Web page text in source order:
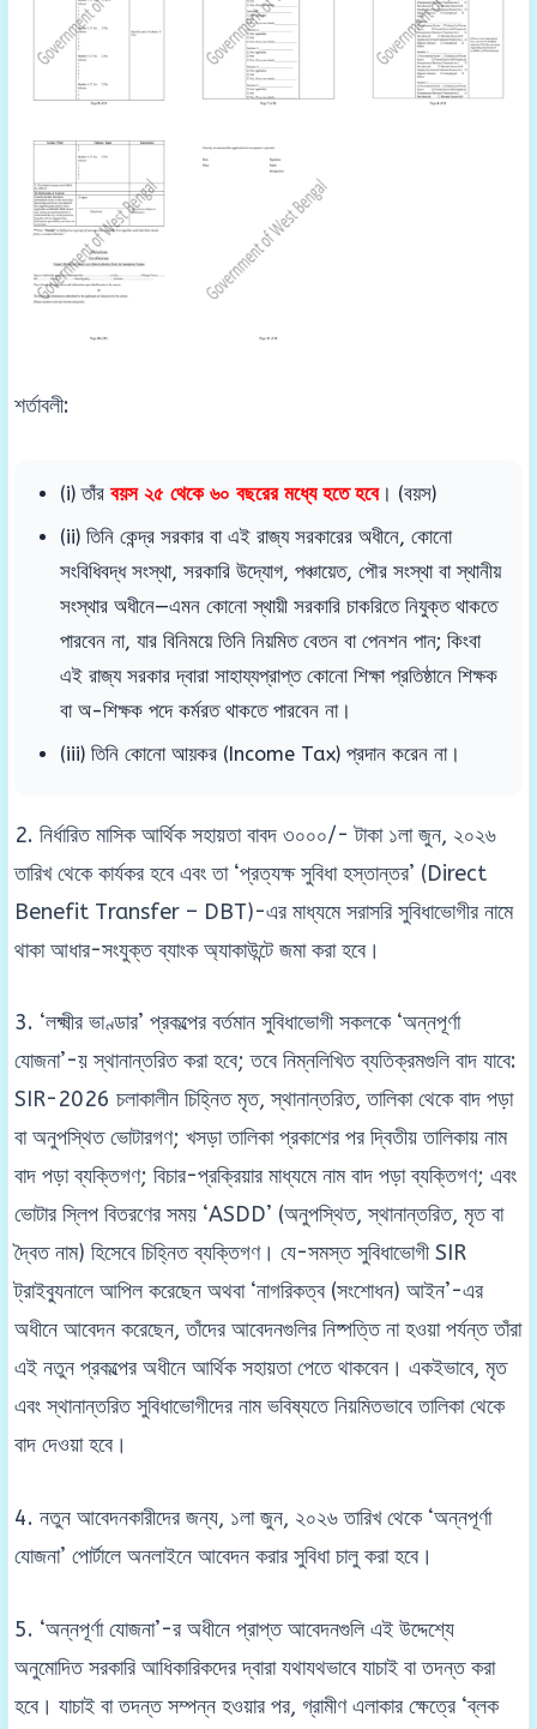
শর্তাবলী:
(i) তাঁর বয়স ২৫ থেকে ৬০ বছরের মধ্যে হতে হবে। (বয়স)
(ii) তিনি কেন্দ্র সরকার বা এই রাজ্য সরকারের অধীনে, কোনো
সংবিধিবদ্ধ সংস্থা, সরকারি উদ্যোগ, পঞ্চায়েত, পৌর সংস্থা বা স্থানীয়
সংস্থার অধীনে—এমন কোনো স্থায়ী সরকারি চাকরিতে নিযুক্ত থাকতে
পারবেন না, যার বিনিময়ে তিনি নিয়মিত বেতন বা পেনশন পান; কিংবা
এই রাজ্য সরকার দ্বারা সাহায্যপ্রাপ্ত কোনো শিক্ষা প্রতিষ্ঠানে শিক্ষক
বা অ-শিক্ষক পদে কর্মরত থাকতে পারবেন না।
(iii) তিনি কোনো আয়কর (Income Tax) প্রদান করেন না।
2. নির্ধারিত মাসিক আর্থিক সহায়তা বাবদ ৩০০০/- টাকা ১লা জুন, ২০২৬
তারিখ থেকে কার্যকর হবে এবং তা ‘প্রত্যক্ষ সুবিধা হস্তান্তর’ (Direct
Benefit Transfer – DBT)-এর মাধ্যমে সরাসরি সুবিধাভোগীর নামে
থাকা আধার-সংযুক্ত ব্যাংক অ্যাকাউন্টে জমা করা হবে।
3. ‘লক্ষ্মীর ভাণ্ডার’ প্রকল্পের বর্তমান সুবিধাভোগী সকলকে ‘অন্নপূর্ণা
যোজনা’-য় স্থানান্তরিত করা হবে; তবে নিম্নলিখিত ব্যতিক্রমগুলি বাদ যাবে:
SIR-2026 চলাকালীন চিহ্নিত মৃত, স্থানান্তরিত, তালিকা থেকে বাদ পড়া
বা অনুপস্থিত ভোটারগণ; খসড়া তালিকা প্রকাশের পর দ্বিতীয় তালিকায় নাম
বাদ পড়া ব্যক্তিগণ; বিচার-প্রক্রিয়ার মাধ্যমে নাম বাদ পড়া ব্যক্তিগণ; এবং
ভোটার স্লিপ বিতরণের সময় ‘ASDD’ (অনুপস্থিত, স্থানান্তরিত, মৃত বা
দ্বৈত নাম) হিসেবে চিহ্নিত ব্যক্তিগণ। যে-সমস্ত সুবিধাভোগী SIR
ট্রাইব্যুনালে আপিল করেছেন অথবা ‘নাগরিকত্ব (সংশোধন) আইন’-এর
অধীনে আবেদন করেছেন, তাঁদের আবেদনগুলির নিষ্পত্তি না হওয়া পর্যন্ত তাঁরা
এই নতুন প্রকল্পের অধীনে আর্থিক সহায়তা পেতে থাকবেন। একইভাবে, মৃত
এবং স্থানান্তরিত সুবিধাভোগীদের নাম ভবিষ্যতে নিয়মিতভাবে তালিকা থেকে
বাদ দেওয়া হবে।
4. নতুন আবেদনকারীদের জন্য, ১লা জুন, ২০২৬ তারিখ থেকে ‘অন্নপূর্ণা
যোজনা’ পোর্টালে অনলাইনে আবেদন করার সুবিধা চালু করা হবে।
5. ‘অন্নপূর্ণা যোজনা’-র অধীনে প্রাপ্ত আবেদনগুলি এই উদ্দেশ্যে
অনুমোদিত সরকারি আধিকারিকদের দ্বারা যথাযথভাবে যাচাই বা তদন্ত করা
হবে। যাচাই বা তদন্ত সম্পন্ন হওয়ার পর, গ্রামীণ এলাকার ক্ষেত্রে ‘ব্লক